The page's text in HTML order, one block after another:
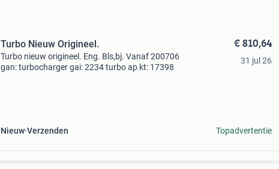
Turbo Nieuw Origineel.
Turbo nieuw origineel. Eng. Bls,bj. Vanaf 200706
gan: turbocharger gai: 2234 turbo ap kt: 17398
Nieuw Verzenden
€ 810,64
31 jul 26
Topadvertentie